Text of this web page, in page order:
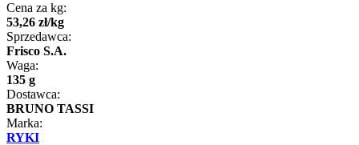
Cena za kg:
53,26 zł/kg
Sprzedawca:
Frisco S.A.
Waga:
135 g
Dostawca:
BRUNO TASSI
Marka:
RYKI